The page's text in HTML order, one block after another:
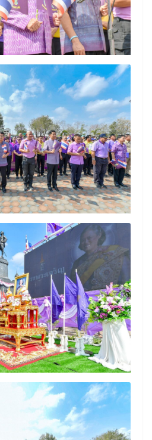
Search